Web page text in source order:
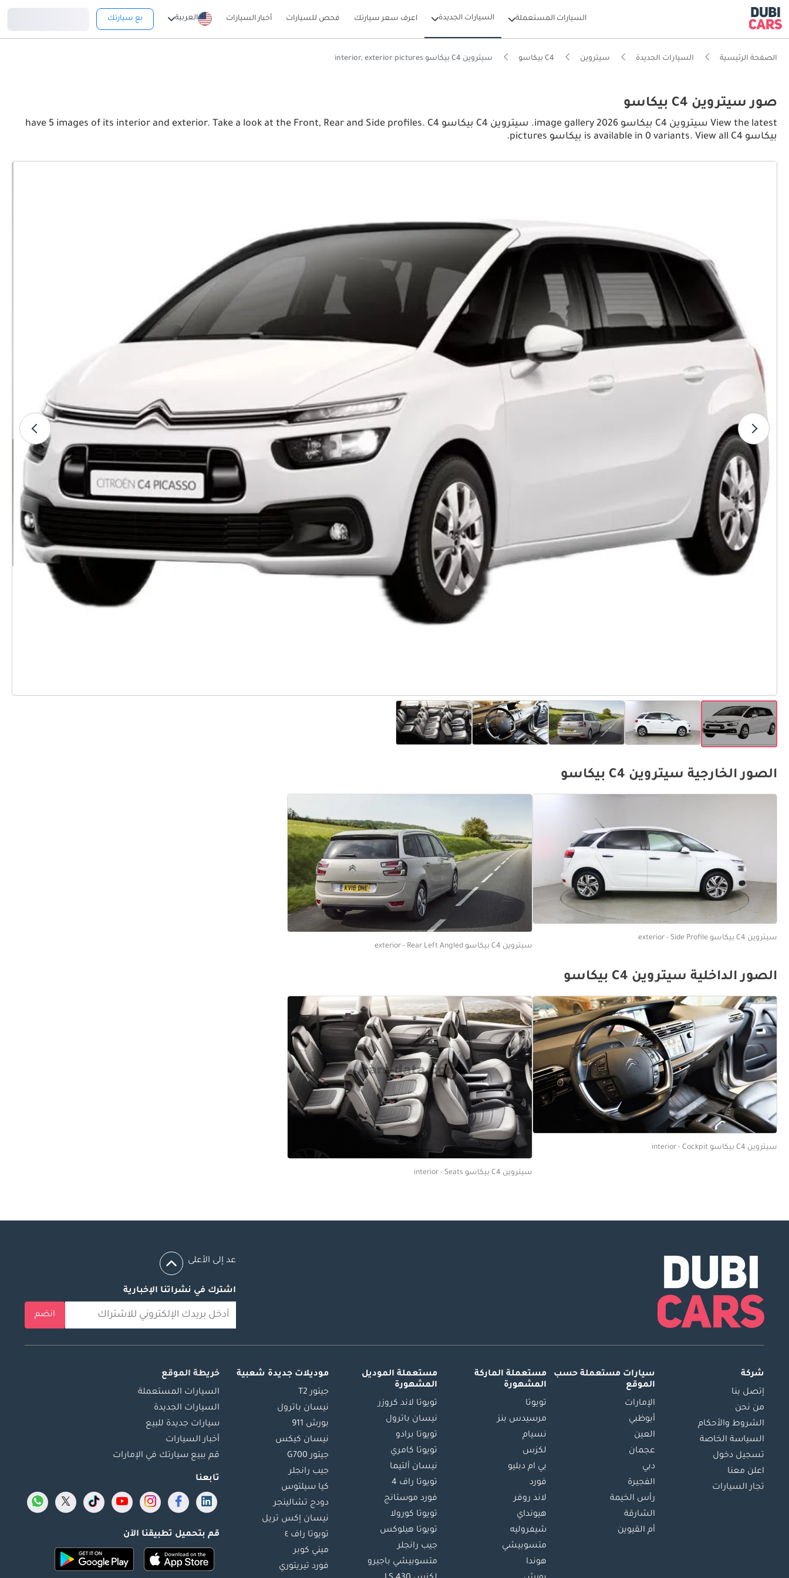
السيارات المستعملة السيارات الجديدة اعرف سعر سيارتك فحص للسيارات أخبار السيارات العربية بع سيارتك
الصفحة الرئيسية السيارات الجديدة سيتروين C4 بيكاسو سيتروين C4 بيكاسو interior, exterior pictures
صور سيتروين C4 بيكاسو
View the latest سيتروين C4 بيكاسو 2026 image gallery. سيتروين C4 بيكاسو have 5 images of its interior and exterior. Take a look at the Front, Rear and Side profiles. C4
بيكاسو is available in 0 variants. View all C4 بيكاسو pictures.
الصور الخارجية سيتروين C4 بيكاسو
سيتروين C4 بيكاسو exterior - Side Profile
سيتروين C4 بيكاسو exterior - Rear Left Angled
الصور الداخلية سيتروين C4 بيكاسو
سيتروين C4 بيكاسو interior - Cockpit
سيتروين C4 بيكاسو interior - Seats
عد إلى الأعلى
اشترك في نشراتنا الإخبارية
انضم
شركة
إتصل بنا
من نحن
الشروط والأحكام
السياسة الخاصة
تسجيل دخول
اعلن معنا
تجار السيارات
سيارات مستعملة حسب
الموقع
الإمارات
أبوظبي
العين
عجمان
دبي
الفجيرة
رأس الخيمة
الشارقة
أم القيوين
مستعملة الماركة
المشهورة
تويوتا
مرسيدس بنز
نسيام
لكزس
بي ام دبليو
فورد
لاند روفر
هيونداي
شيفروليه
متسوبيشي
هوندا
مستعملة الموديل
المشهورة
تويوتا لاند كروزر
نيسان باترول
تويوتا برادو
تويوتا كامري
نيسان ألتيما
تويوتا راف 4
فورد موستانج
تويوتا كورولا
تويوتا هيلوكس
جيب رانجلر
متسوبيشي باجيرو
موديلات جديدة شعبية
جيتور T2
نيسان باترول
بورش 911
نيسان كيكس
جيتور G700
جيب رانجلر
كيا سيلتوس
دودج تشالينجر
نيسان إكس تريل
تويوتا راف ٤
ميني كوبر
فورد تيريتوري
خريطة الموقع
السيارات المستعملة
السيارات الجديدة
سيارات جديدة للبيع
أخبار السيارات
قم ببيع سيارتك في الإمارات
تابعنا
قم بتحميل تطبيقنا الآن